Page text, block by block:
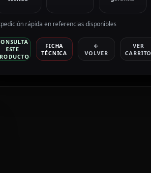
rápida en referencias disponibles
ESTE
FICHA
TÉCNICA
←
VOLVER
VER
CARRITO